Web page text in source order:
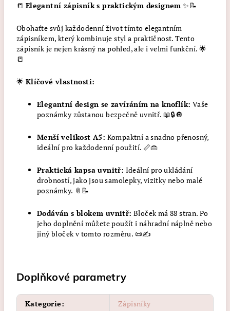
📒 Elegantní zápisník s praktickým designem ✨📝
Obohaťte svůj každodenní život tímto elegantním
zápisníkem, který kombinuje styl a praktičnost. Tento
zápisník je nejen krásný na pohled, ale i velmi funkční. 🌟
📒
🌟 Klíčové vlastnosti:
Elegantní design se zavíráním na knoflík: Vaše
poznámky zůstanou bezpečně uvnitř. 📖🔒🔘
Menší velikost A5: Kompaktní a snadno přenosný,
ideální pro každodenní použití. 📏👜
Praktická kapsa uvnitř: Ideální pro ukládání
drobností, jako jsou samolepky, vizitky nebo malé
poznámky. 📎📝
Dodáván s blokem uvnitř: Bloček má 88 stran. Po
jeho doplnění můžete použít i náhradní náplně nebo
jiný bloček v tomto rozměru. 📜✍️
Doplňkové parametry
Kategorie:
Zápisníky